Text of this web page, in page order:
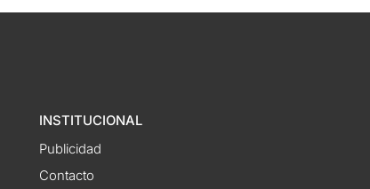
INSTITUCIONAL
Publicidad
Contacto